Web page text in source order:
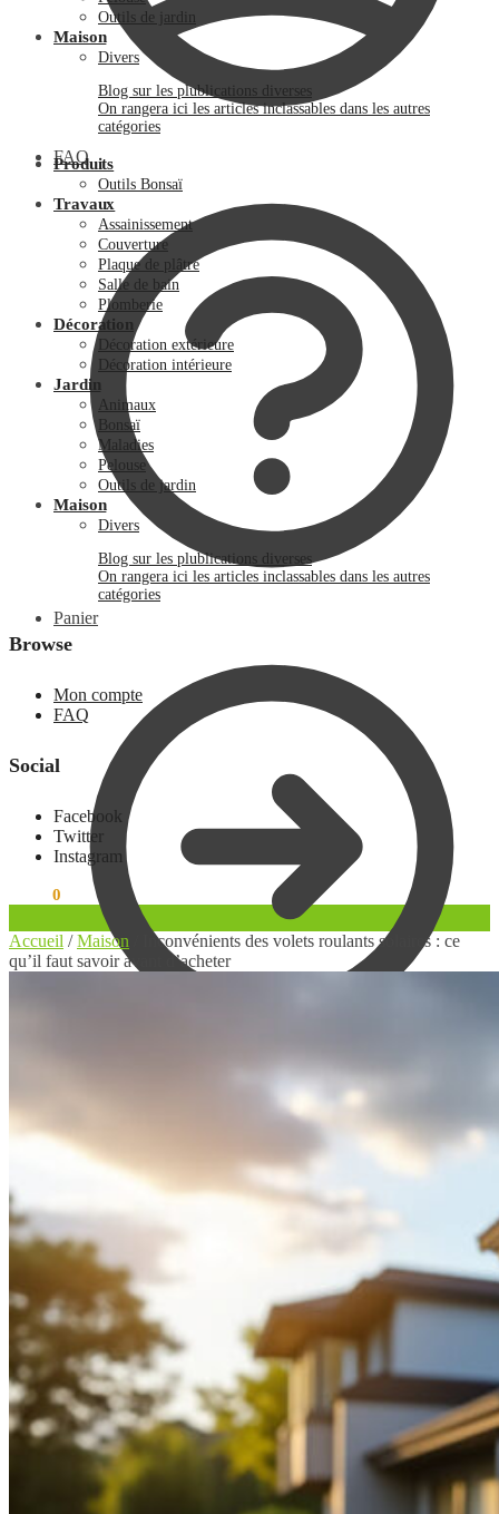
FAQ
Panier
Outils de jardin
Maison
Divers
Blog sur les plublications diverses
On rangera ici les articles inclassables dans les autres
catégories
Produits
Outils Bonsaï
Travaux
Assainissement
Couverture
Plaque de plâtre
Salle de bain
Plomberie
Décoration
Décoration extérieure
Décoration intérieure
Jardin
Animaux
Bonsaï
Maladies
Pelouse
Outils de jardin
Maison
Divers
Blog sur les plublications diverses
On rangera ici les articles inclassables dans les autres
catégories
Browse
Mon compte
FAQ
Social
Facebook
Twitter
Instagram
0
Accueil /Maison
Inconvénients des volets roulants solaires : ce
qu’il faut savoir avant d’acheter